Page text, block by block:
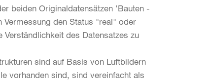
beiden Originaldatensätzen 'Bauten -
den Status "real" oder
des Datensatzes zu
sind auf Basis von Luftbildern
vorhanden sind, sind vereinfacht als